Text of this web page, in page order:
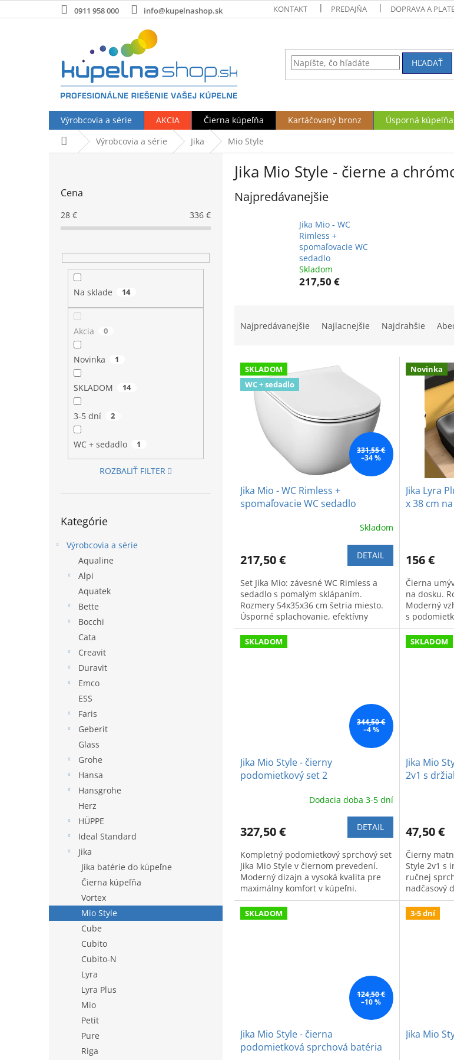
na
0911 958 000 info@kupelnashop.sk KONTAKT PREDAJŇA DOPRAVA A
HĽADAŤ
Výrobcovia a série AKCIA Čierna kúpeľňa Kartáčovaný bronz Úsporná kúpeľňa
DomovVýrobcovia a série Jika Mio Style
Cena
28 € 336 €
Na sklade 14
Akcia 0
Novinka 1
SKLADOM 14
3-5 dní 2
WC + sedadlo 1
ROZBALIŤ FILTER
kategórie
Kategórie
Výrobcovia a série
Aqualine
Alpi
Aquatek
Bette
Bocchi
Cata
Creavit
Duravit
Emco
ESS
Faris
Geberit
Glass
Grohe
Hansa
Hansgrohe
Herz
HÜPPE
Ideal Standard
Jika
Jika batérie do kúpeľne
Čierna kúpeľňa
Vortex
Mio Style
Cube
Cubito
Cubito-N
Lyra
Lyra Plus
Mio
Petit
Pure
Riga
Jika Mio Style - čierne a
Najpredávanejšie
Jika Mio - WC
Rimless +
spomaľovacie WC
sedadlo
Skladom
217,50 €
n
o
Najpredávanejšie Najlacnejšie Najdrahšie
V
p
SKLADOM
WC + sedadlo
331,55 €
–34 %
Jika Mio - WC Rimless +
spomaľovacie WC sedadlo
Skladom
217,50 € DETAIL
Set Jika Mio: závesné WC Rimless a
sedadlo s pomalým sklápaním.
Rozmery 54x35x36 cm šetria miesto.
Úsporné splachovanie, efektívny
oplach a elegantný dizajn.
Novinka
Jika Lyra
x 38 cm
156 €
Čierna
na dosku.
Moderný
s
SKLADOM
344,50 €
–4 %
Jika Mio Style - čierny
podomietkový set 2
Dodacia doba 3-5 dní
327,50 € DETAIL
Kompletný podomietkový sprchový set
Jika Mio Style v čiernom prevedení.
Moderný dizajn a vysoká kvalita pre
maximálny komfort v kúpeľni.
SKLADOM
Jika Mio
2v1 s
47,50 €
Čierny
Style 2v1 s
ručnej
nadčasový
sprchovaní.
SKLADOM
124,50 €
–10 %
Jika Mio Style - čierna
podomietková sprchová batéria
3-5 dní
Jika Mio